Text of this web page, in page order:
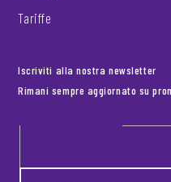
Tariffe
Iscriviti alla nostra newsletter
Rimani sempre aggiornato su
Footer newsletter